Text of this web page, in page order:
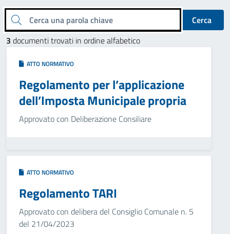
Cerca una parola chiave
Cerca
3 documenti trovati in ordine alfabetico
ATTO NORMATIVO
Regolamento per l’applicazione
dell’Imposta Municipale propria
Approvato con Deliberazione Consiliare
ATTO NORMATIVO
Regolamento TARI
Approvato con delibera del Consiglio Comunale n. 5
del 21/04/2023